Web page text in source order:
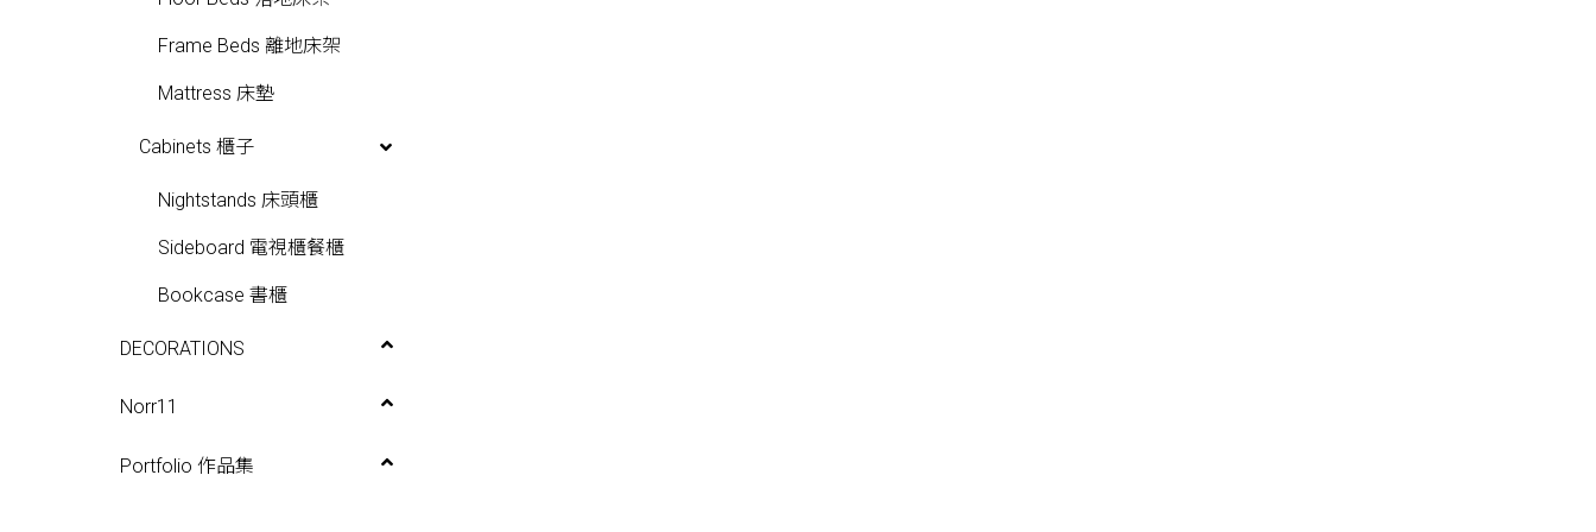
Frame Beds 離地床架
Mattress 床墊
Cabinets 櫃子
Nightstands 床頭櫃
Sideboard 電視櫃餐櫃
Bookcase 書櫃
DECORATIONS
Paintings 畫
Lights 燈飾
Norr11
Sofas 沙發
Portfolio 作品集